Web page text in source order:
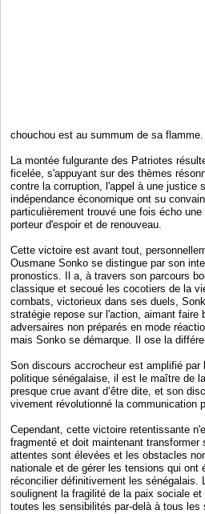
chouchou est au summum de sa flamme.
La montée fulgurante des Patriotes
ficelée, s'appuyant sur des thèmes
contre la corruption, l'appel à une justice
indépendance économique ont su
particulièrement trouvé une fois écho
porteur d'espoir et de renouveau.
Cette victoire est avant tout,
Ousmane Sonko se distingue par son
pronostics. Il a, à travers son parcours
classique et secoué les cocotiers de la
combats, victorieux dans ses duels,
stratégie repose sur l'action, aimant faire
adversaires non préparés en mode
mais Sonko se démarque. Il ose la
Son discours accrocheur est amplifié
politique sénégalaise, il est le maître de
presque crue avant d’être dite, et son
vivement révolutionné la communication
Cependant, cette victoire retentissante
fragmenté et doit maintenant
attentes sont élevées et les obstacles
nationale et de gérer les tensions qui
réconcilier définitivement les sénégalais.
soulignent la fragilité de la paix sociale
toutes les sensibilités par-delà à tous